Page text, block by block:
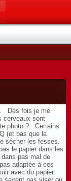
Des fois je me
cerveaux sont
photo ? Certains
(et pas que la
sécher les fesses.
le papier dans les
pas mal de
adaptée à ces
avec du papier